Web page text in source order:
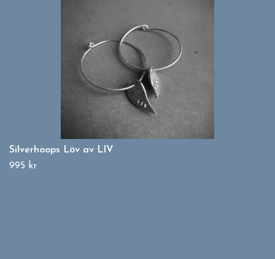
Silverhoops Löv av LIV
995 kr